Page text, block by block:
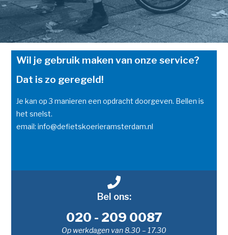
Wil je gebruik maken van onze service?
Dat is zo geregeld!
Je kan op 3 manieren een opdracht doorgeven. Bellen is
het snelst.
email: info@defietskoerieramsterdam.nl
Bel ons:
020 - 209 0087
Op werkdagen van 8.30 – 17.30